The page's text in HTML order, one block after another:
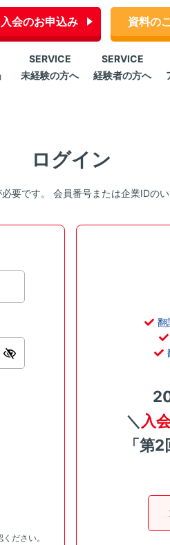
入会のお申込み 資料の
SERVICE
未経験の方へ
SERVICE
経験者の方へ
ログイン
要です。 会員番号または企業IDの
ださい。
翻
＼ 入
「第